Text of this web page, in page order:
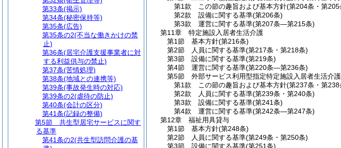
第1款
この節の趣旨および基本方針(第204条・第205
第2款
設備に関する基準(第206条)
第3款
運営に関する基準(第207条―第215条)
第11章
特定施設入居者生活介護
第1節
基本方針(第216条)
第2節
人員に関する基準(第217条・第218条)
第3節
設備に関する基準(第219条)
第4節
運営に関する基準(第220条―第236条)
第5節
外部サービス利用型指定特定施設入居者生活介
第1款
この節の趣旨および基本方針(第237条・第238
第2款
人員に関する基準(第239条・第240条)
第3款
設備に関する基準(第241条)
第4款
運営に関する基準(第242条―第247条)
第12章
福祉用具貸与
第1節
基本方針(第248条)
第2節
人員に関する基準(第249条・第250条)
第3節
設備に関する基準(第251条)
第33条(掲示)
第34条(秘密保持等)
第35条(広告)
第35条の2(不当な働きかけの禁
止)
第36条(居宅介護支援事業者に対
する利益供与の禁止)
第37条(苦情処理)
第38条(地域との連携等)
第39条(事故発生時の対応)
第39条の2(虐待の防止)
第40条(会計の区分)
第41条(記録の整備)
第5節
共生型居宅サービスに関す
る基準
第41条の2(共生型訪問介護の基